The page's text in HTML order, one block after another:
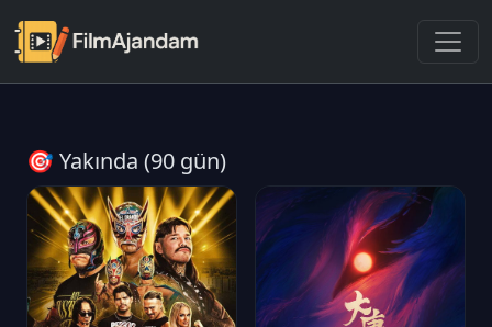
🎯 Yakında (90 gün)